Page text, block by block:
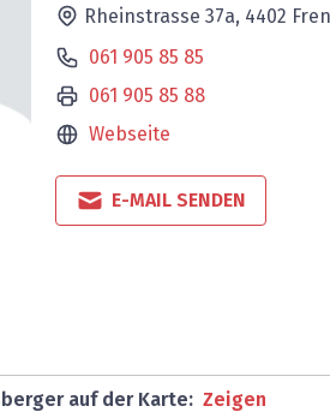
Rheinstrasse 37a, 4402
061 905 85 85
061 905 85 88
Webseite
E-MAIL SENDEN
auf der Karte: Zeigen